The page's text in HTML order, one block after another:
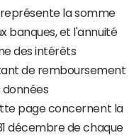
la somme
banques, et l'annuité
des intérêts
de remboursement
données
page concernent la
décembre de chaque